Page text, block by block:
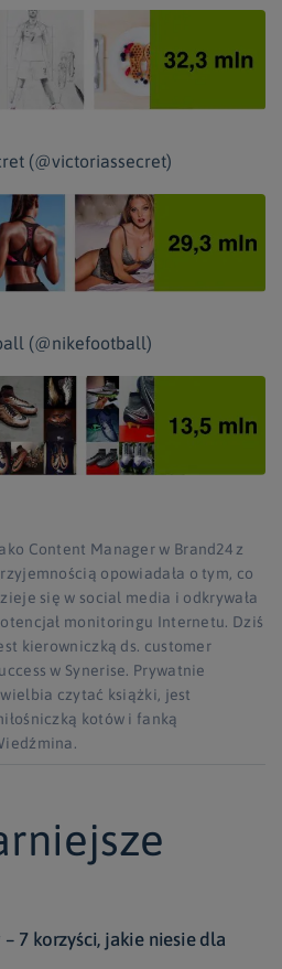
(@victoriassecret)
(@nikefootball)
Content Manager w Brand24 z
opowiadała o tym, co
się w social media i odkrywała
monitoringu Internetu. Dziś
kierowniczką ds. customer
w Synerise. Prywatnie
czytać książki, jest
kotów i fanką
7 korzyści, jakie niesie dla